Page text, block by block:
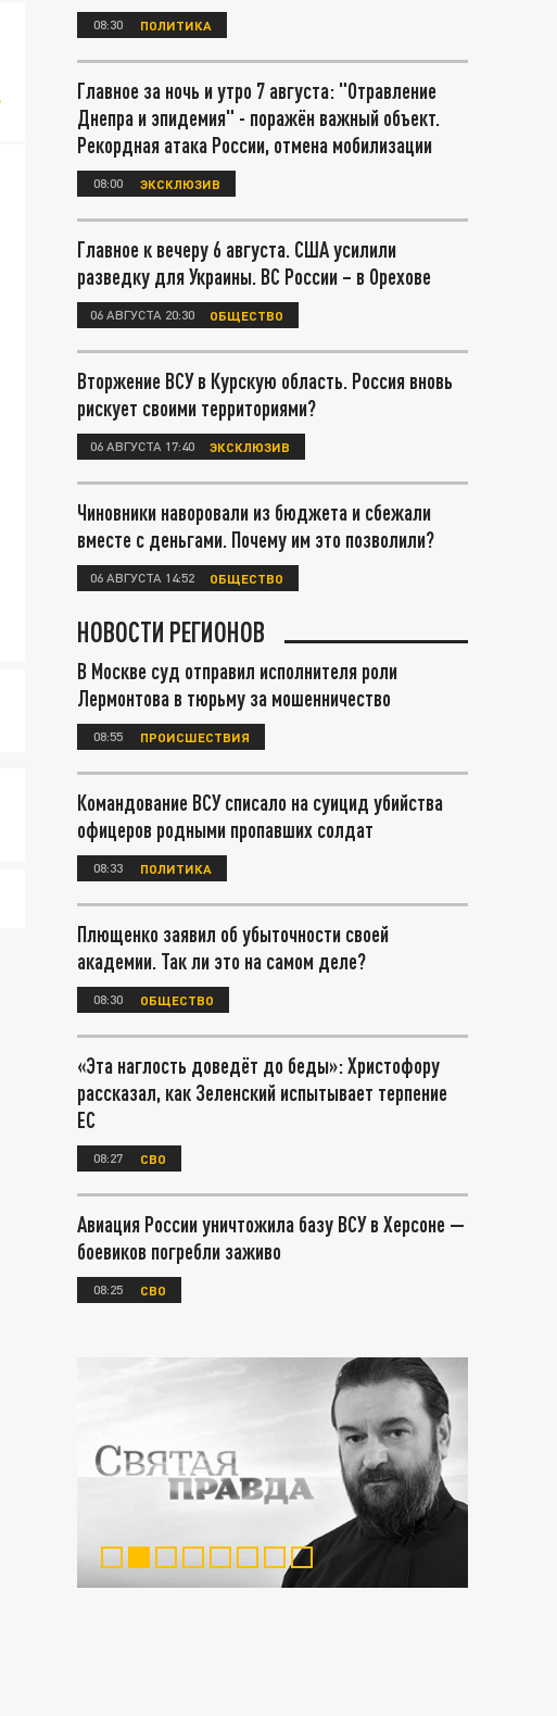
08:30 ПОЛИТИКА
Главное за ночь и утро 7 августа: "Отравление
Днепра и эпидемия" - поражён важный объект.
Рекордная атака России, отмена мобилизации
08:00 ЭКСКЛЮЗИВ
Главное к вечеру 6 августа. США усилили
разведку для Украины. ВС России – в Орехове
06 АВГУСТА 20:30 ОБЩЕСТВО
Вторжение ВСУ в Курскую область. Россия вновь
рискует своими территориями?
06 АВГУСТА 17:40 ЭКСКЛЮЗИВ
Чиновники наворовали из бюджета и сбежали
вместе с деньгами. Почему им это позволили?
06 АВГУСТА 14:52 ОБЩЕСТВО
НОВОСТИ РЕГИОНОВ
В Москве суд отправил исполнителя роли
Лермонтова в тюрьму за мошенничество
08:55 ПРОИСШЕСТВИЯ
Командование ВСУ списало на суицид убийства
офицеров родными пропавших солдат
08:33 ПОЛИТИКА
Плющенко заявил об убыточности своей
академии. Так ли это на самом деле?
08:30 ОБЩЕСТВО
«Эта наглость доведёт до беды»: Христофору
рассказал, как Зеленский испытывает терпение
ЕС
08:27 СВО
Авиация России уничтожила базу ВСУ в Херсоне —
боевиков погребли заживо
08:25 СВО